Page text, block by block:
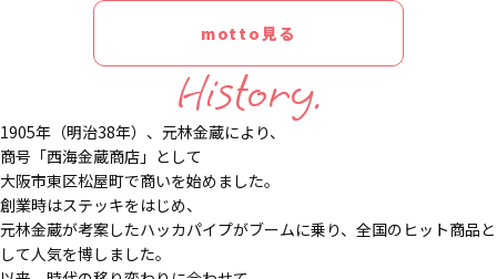
motto見る
History.
1905年（明治38年）、元林金蔵により、
商号「西海金蔵商店」として
大阪市東区松屋町で商いを始めました。
創業時はステッキをはじめ、
元林金蔵が考案したハッカパイプがブームに乗り、全国のヒット商品と
して人気を博しました。